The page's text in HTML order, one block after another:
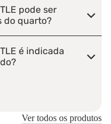
pode ser
do quarto?
é indicada
Ver todos os produtos